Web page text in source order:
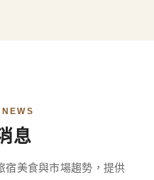
息
宿美食與市場趨勢，提供